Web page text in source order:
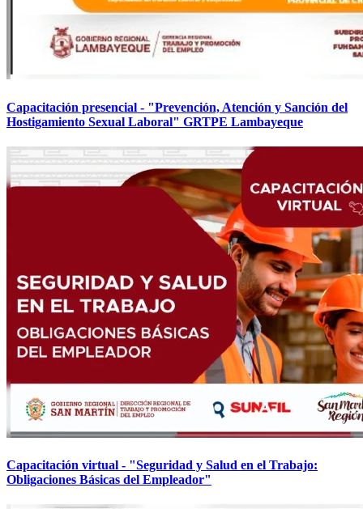
Capacitación presencial - "Prevención, Atención y Sanción del
Hostigamiento Sexual Laboral" GRTPE Lambayeque
Capacitación virtual - "Seguridad y Salud en el Trabajo:
Obligaciones Básicas del Empleador"